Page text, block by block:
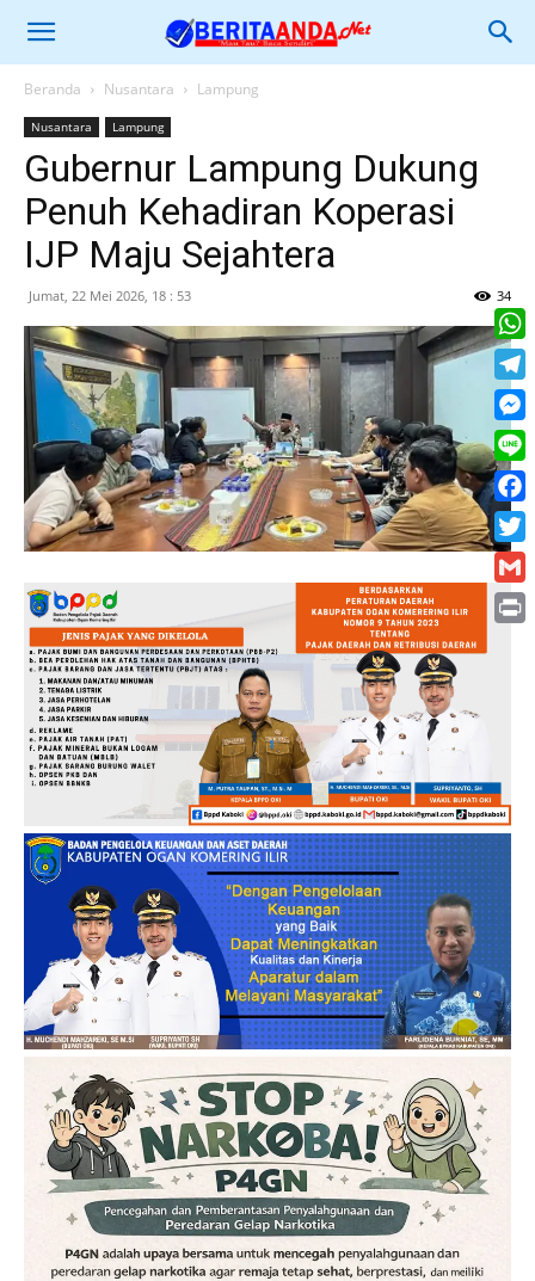
Beranda Nusantara Lampung
Nusantara Lampung
Gubernur Lampung Dukung
Penuh Kehadiran Koperasi
IJP Maju Sejahtera
Jumat, 22 Mei 2026, 18 : 53 34
Line